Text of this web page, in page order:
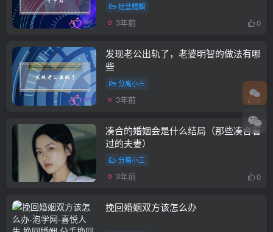
经营婚姻
3年前 0
发现老公出轨了，老婆明智的做法有哪
些
分离小三
3年前 0
凑合的婚姻会是什么结局（那些凑合着
过的夫妻）
分离小三
3年前 0
挽回婚姻双方该怎么办